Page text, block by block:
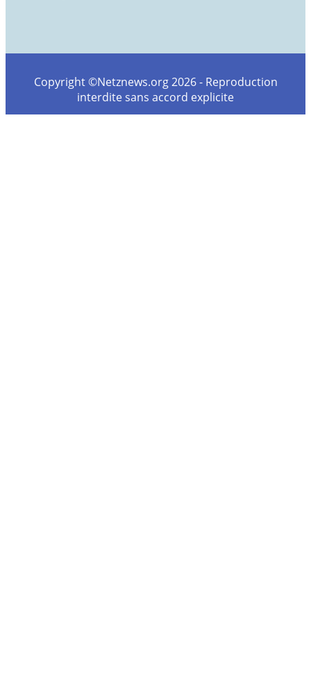
Copyright ©Netznews.org 2026 - Reproduction
interdite sans accord explicite